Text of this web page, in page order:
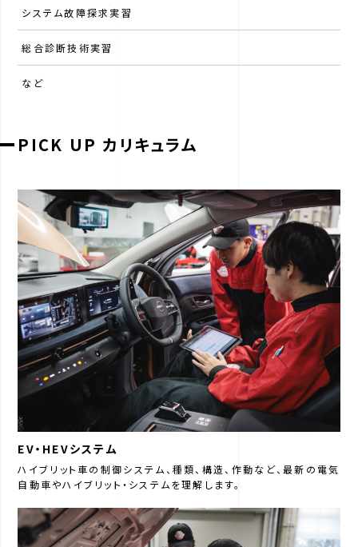
システム故障探求実習
総合診断技術実習
など
PICK UP カリキュラム
EV・HEVシステム
ハイブリット車の制御システム、種類、構造、作動など、最新の電気
自動車やハイブリット・システムを理解します。